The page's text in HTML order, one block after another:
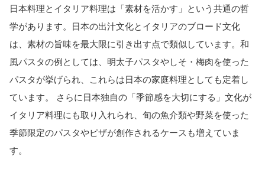
日本料理とイタリア料理は「素材を活かす」という共通の哲
学があります。日本の出汁文化とイタリアのブロード文化
は、素材の旨味を最大限に引き出す点で類似しています。和
風パスタの例としては、明太子パスタやしそ・梅肉を使った
パスタが挙げられ、これらは日本の家庭料理としても定着し
ています。 さらに日本独自の「季節感を大切にする」文化が
イタリア料理にも取り入れられ、旬の魚介類や野菜を使った
季節限定のパスタやピザが創作されるケースも増えていま
す。